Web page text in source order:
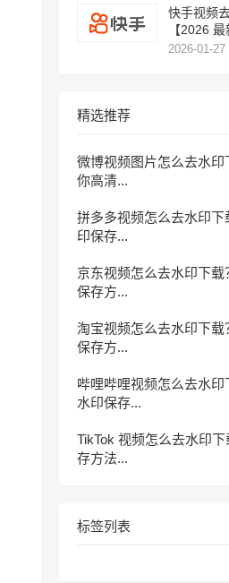
快手视频
【2026 最
2026-01-27
精选推荐
微博视频图片怎么去水印
你高清...
拼多多视频怎么去水印下
印保存...
京东视频怎么去水印下载
保存方...
淘宝视频怎么去水印下载
保存方...
哔哩哔哩视频怎么去水印
水印保存...
TikTok 视频怎么去水印
存方法...
标签列表